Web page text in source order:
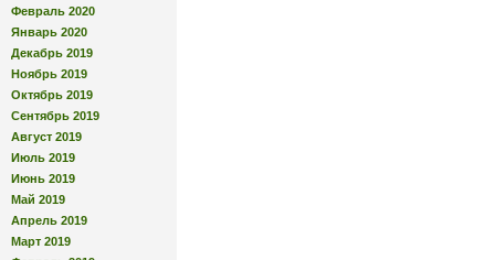
Февраль 2020
Январь 2020
Декабрь 2019
Ноябрь 2019
Октябрь 2019
Сентябрь 2019
Август 2019
Июль 2019
Июнь 2019
Май 2019
Апрель 2019
Март 2019